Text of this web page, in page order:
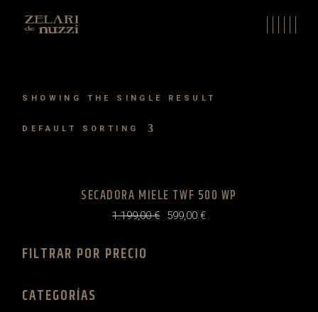
SHOWING THE SINGLE RESULT
DEFAULT SORTING
SECADORA MIELE TWF 500 WP
1.199,00€Original
599,00 €
Current
FILTRAR POR PRECIO
CATEGORÍAS